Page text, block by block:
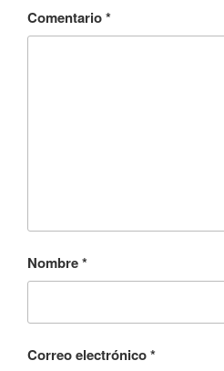
Comentario*
Nombre*
Correo electrónico*